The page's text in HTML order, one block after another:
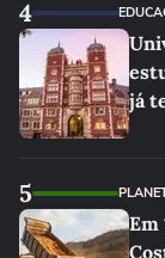
4
já
5
Em